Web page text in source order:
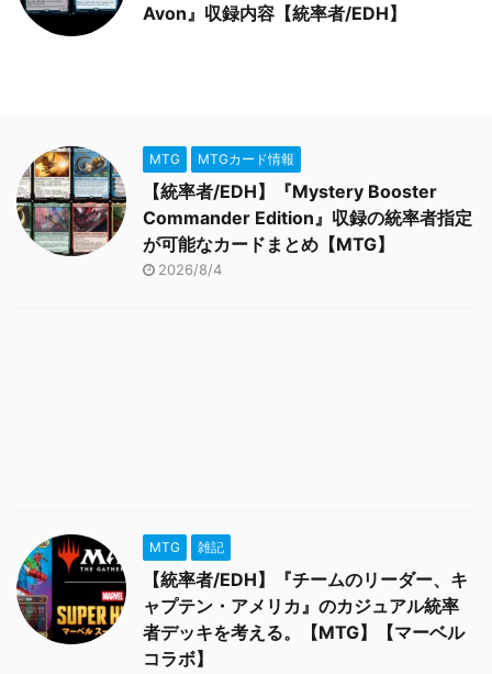
Avon』収録内容【統率者/EDH】
MTG MTGカード情報
【統率者/EDH】『Mystery Booster
Commander Edition』収録の統率者指定
が可能なカードまとめ【MTG】
2026/8/4
MTG 雑記
【統率者/EDH】『チームのリーダー、キ
ャプテン・アメリカ』のカジュアル統率
者デッキを考える。【MTG】【マーベル
コラボ】